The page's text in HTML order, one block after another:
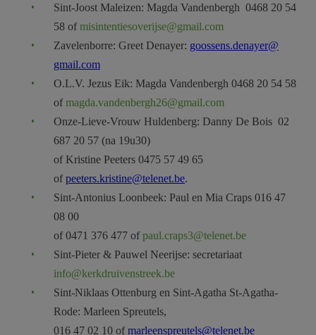
Sint-Joost Maleizen: Magda Vandenbergh 0468 20 54
58 ofmisintentiesoverijse@gmail.com
Zavelenborre: Greet Denayer: goossens.denayer@
gmail.com
O.L.V. Jezus Eik: Magda Vandenbergh 0468 20 54 58
ofmagda.vandenbergh26@gmail.com
Onze-Lieve-Vrouw Huldenberg: Danny De Bois 02
687 20 57 (na 19u30)
of Kristine Peeters 0475 57 49 65
ofpeeters.kristine@telenet.be.
Sint-Antonius Loonbeek: Paul en Mia Craps 016 47
08 00
of 0471 376 477 ofpaul.craps3@telenet.be
Sint-Pieter & Pauwel Neerijse: secretariaat
info@kerkdruivenstreek.be
Sint-Niklaas Ottenburg en Sint-Agatha St-Agatha-
Rode: Marleen Spreutels,
016 47 02 10 ofmarleenspreutels@telenet.be